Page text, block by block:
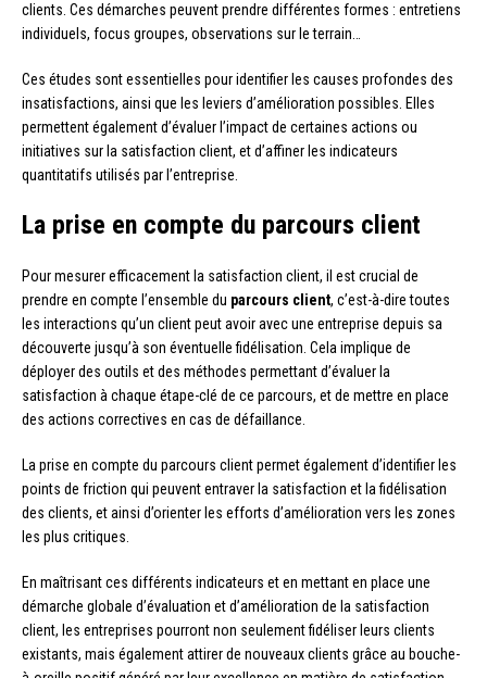
clients. Ces démarches peuvent prendre différentes formes : entretiens
individuels, focus groupes, observations sur le terrain…
Ces études sont essentielles pour identifier les causes profondes des
insatisfactions, ainsi que les leviers d’amélioration possibles. Elles
permettent également d’évaluer l’impact de certaines actions ou
initiatives sur la satisfaction client, et d’affiner les indicateurs
quantitatifs utilisés par l’entreprise.
La prise en compte du parcours client
Pour mesurer efficacement la satisfaction client, il est crucial de
prendre en compte l’ensemble du parcours client, c’est-à-dire toutes
les interactions qu’un client peut avoir avec une entreprise depuis sa
découverte jusqu’à son éventuelle fidélisation. Cela implique de
déployer des outils et des méthodes permettant d’évaluer la
satisfaction à chaque étape-clé de ce parcours, et de mettre en place
des actions correctives en cas de défaillance.
La prise en compte du parcours client permet également d’identifier les
points de friction qui peuvent entraver la satisfaction et la fidélisation
des clients, et ainsi d’orienter les efforts d’amélioration vers les zones
les plus critiques.
En maîtrisant ces différents indicateurs et en mettant en place une
démarche globale d’évaluation et d’amélioration de la satisfaction
client, les entreprises pourront non seulement fidéliser leurs clients
existants, mais également attirer de nouveaux clients grâce au bouche-